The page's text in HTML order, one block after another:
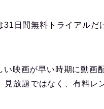
日間無料トライアルだ
映画が早い時期に動画
放題ではなく、有料レ